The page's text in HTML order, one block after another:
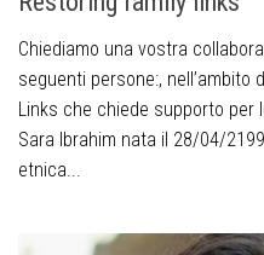
Chiediamo una vostra
seguenti persone:, nell’ambito
Links che chiede supporto
Sara Ibrahim nata il 28/04/
etnica...